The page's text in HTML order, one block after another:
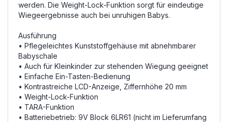
werden. Die Weight-Lock-Funktion sorgt für eindeutige
Wiegeergebnisse auch bei unruhigen Babys.
Ausführung
• Pflegeleichtes Kunststoffgehäuse mit abnehmbarer
Babyschale
• Auch für Kleinkinder zur stehenden Wiegung geeignet
• Einfache Ein-Tasten-Bedienung
• Kontrastreiche LCD-Anzeige, Ziffernhöhe 20 mm
• Weight-Lock-Funktion
• TARA-Funktion
• Batteriebetrieb: 9V Block 6LR61 (nicht im Lieferumfang